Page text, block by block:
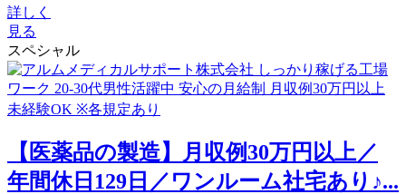
詳しく
見る
スペシャル
【医薬品の製造】月収例30万円以上／
年間休日129日／ワンルーム社宅あり♪...